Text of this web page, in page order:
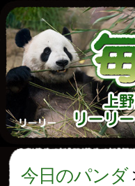
今日のパンダ